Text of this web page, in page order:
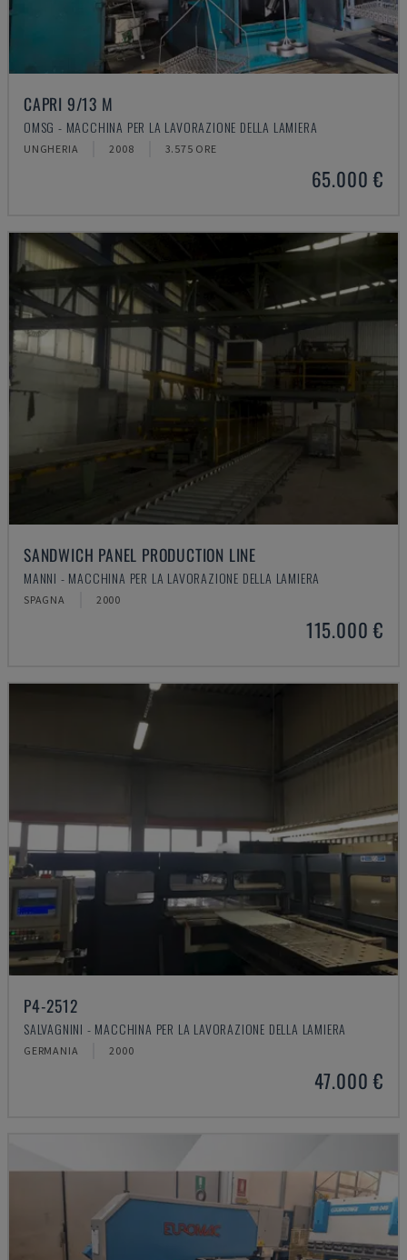
CAPRI 9/13 M
OMSG - MACCHINA PER LA LAVORAZIONE DELLA LAMIERA
UNGHERIA 2008 3.575 ORE
65.000 €
SANDWICH PANEL PRODUCTION LINE
MANNI - MACCHINA PER LA LAVORAZIONE DELLA LAMIERA
SPAGNA 2000
115.000 €
P4-2512
SALVAGNINI - MACCHINA PER LA LAVORAZIONE DELLA LAMIERA
GERMANIA 2000
47.000 €